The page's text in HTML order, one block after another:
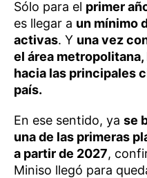
Sólo para el primer
es llegar a un mínimo
activas. Y una vez
el área
hacia las principales
país.
En ese sentido, ya se
una de las primeras
a partir de 2027,
Miniso llegó para